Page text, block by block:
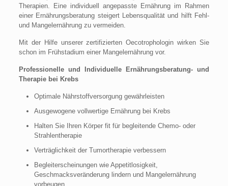
Therapien. Eine individuell angepasste Ernährung im Rahmen
einer Ernährungsberatung steigert Lebensqualität und hilft Fehl-
und Mangelernährung zu vermeiden.
Mit der Hilfe unserer zertifizierten Oecotrophologin wirken Sie
schon im Frühstadium einer Mangelernährung vor.
Professionelle und Individuelle Ernährungsberatung- und
Therapie bei Krebs
Optimale Nährstoffversorgung gewährleisten
Ausgewogene vollwertige Ernährung bei Krebs
Halten Sie Ihren Körper fit für begleitende Chemo- oder
Strahlentherapie
Verträglichkeit der Tumortherapie verbessern
Begleiterscheinungen wie Appetitlosigkeit,
Geschmacksveränderung lindern und Mangelernährung
vorbeugen